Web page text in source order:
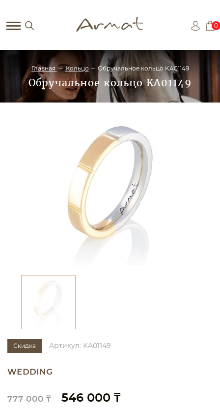
0
Главная Кольцо Обручальное кольцо KA01149
Обручальное кольцо KA01149
Скидка Артикул: KA01149
WEDDING
777 000 ₸ 546 000 ₸